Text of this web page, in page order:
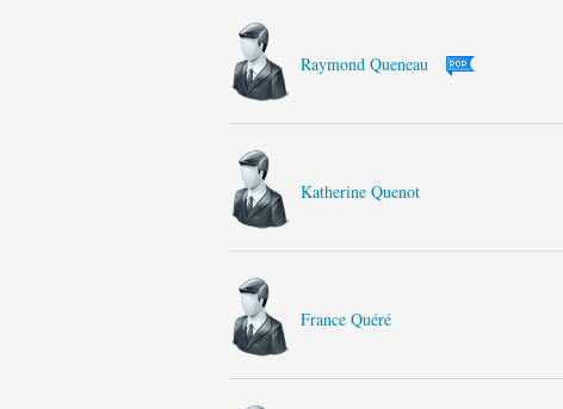
Raymond Queneau
Katherine Quenot
France Quéré